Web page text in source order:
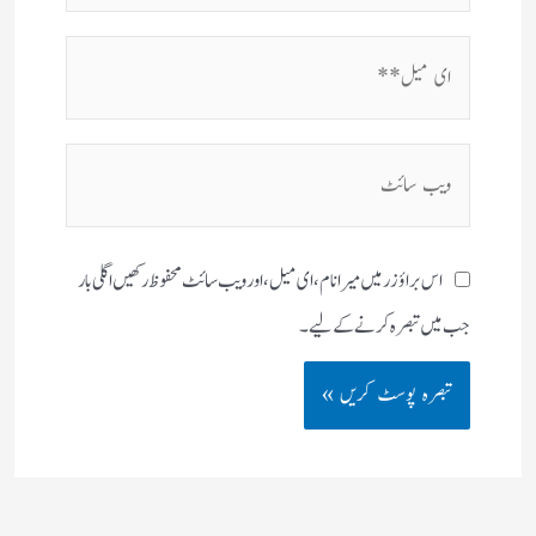
اس براؤزر میں میرا نام، ای میل، اور ویب سائٹ محفوظ رکھیں اگلی بار
جب میں تبصرہ کرنے کےلیے۔